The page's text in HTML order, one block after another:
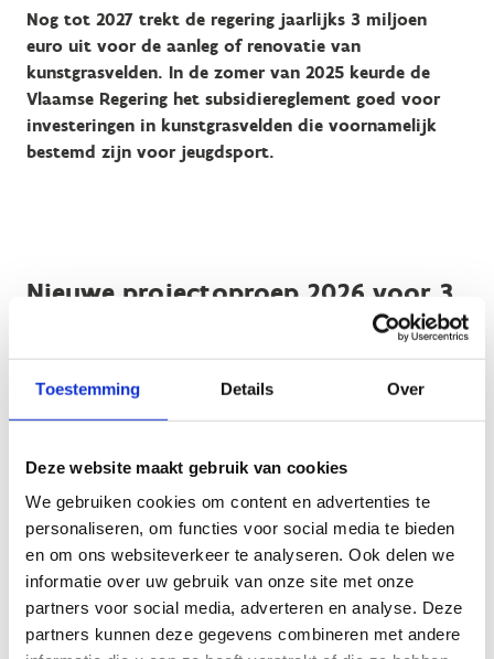
Toestemming Details Over
Deze website maakt gebruik van cookies
We gebruiken cookies om content en advertenties te
personaliseren, om functies voor social media te bieden
en om ons websiteverkeer te analyseren. Ook delen we
informatie over uw gebruik van onze site met onze
partners voor social media, adverteren en analyse. Deze
partners kunnen deze gegevens combineren met andere
Nog tot 2027 trekt de regering jaarlijks 3 miljoen
euro uit voor de aanleg of renovatie van
kunstgrasvelden. In de zomer van 2025 keurde de
Vlaamse Regering het subsidiereglement goed voor
investeringen in kunstgrasvelden die voornamelijk
bestemd zijn voor jeugdsport.
Nieuwe projectoproep 2026 voor 3
miljoen euro + restbedrag ‘25
aangeven van Vlaams minister van Sport Annick De Ridder
het subsidiereglement goed voor investeringen in
jeugdsport. Publieke of private initiatiefnemers kunnen,
als ze voldoen aan de voorwaarden, 20 % van hun
investering (met een maximumplafond) gesubsidieerd
krijgen. De Vlaamse Regering trekt daarvoor tot en met
2027 3 miljoen per jaar uit. De oproep kende een groot
succes. Op een half jaar tijd werden 19 projecten
goedgekeurd voor een totaal subsidiebedrag van 2.140.949